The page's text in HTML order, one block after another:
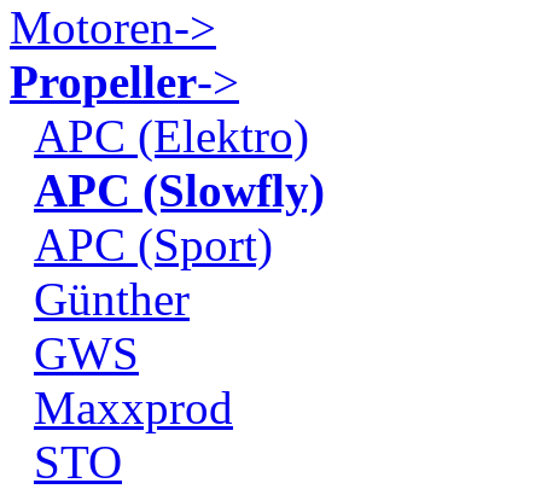
Motoren->
Propeller->
APC (Elektro)
APC (Slowfly)
APC (Sport)
Günther
GWS
Maxxprod
STO